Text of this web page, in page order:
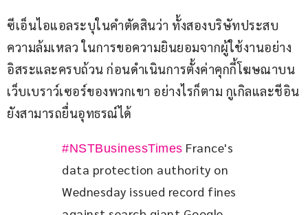
ซีเอ็นไอแอลระบุในคำตัดสินว่า ทั้งสองบริษัทประสบ
ความล้มเหลว ในการขอความยินยอมจากผู้ใช้งานอย่าง
อิสระและครบถ้วน ก่อนดำเนินการตั้งค่าคุกกี้โฆษณาบน
เว็บเบราว์เซอร์ของพวกเขา อย่างไรก็ตาม กูเกิลและชีอิน
ยังสามารถยื่นอุทธรณ์ได้
#NSTBusinessTimes France's
data protection authority on
Wednesday issued record fines